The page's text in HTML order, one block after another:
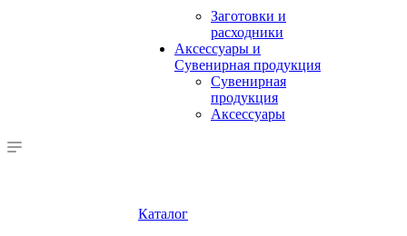
Заготовки и
расходники
Аксессуары и
Сувенирная продукция
Сувенирная
продукция
Аксессуары
Каталог